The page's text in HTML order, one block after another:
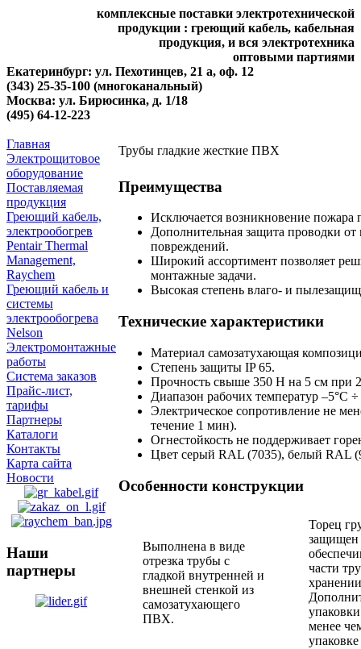
комплексные поставки электротехнической
продукции : греющий кабель, кабельная
продукция, и вся электротехника
оптовыми партиями
Екатеринбург: ул. Пехотинцев, 21 а, оф. 12
(343) 25-35-100 (многоканальный)
Москва: ул. Бирюсинка, д. 1/18
(495) 64-12-223
Главная
Электрощитовое
оборудование
Поставляемая
продукция
Греющий кабель,
электрообогрев
Pentair Thermal
Management,
Raychem
Греющий кабель и
системы
электрообогрева
Nelson
Электромонтажные
работы
Система заказов
Прайс-лист,
тарифы
Партнеры
Каталоги
Контакты
Карта сайта
Новости
Наши
партнеры
Трубы гладкие жесткие ПВХ
Преимущества
Исключается возникновение пожара
Дополнительная защита проводки от
повреждений.
Широкий ассортимент позволяет
монтажные задачи.
Высокая степень влаго- и
Технические характеристики
Материал самозатухающая
Степень защиты IP 65.
Прочность свыше 350 Н на 5 см при
Диапазон рабочих температур –5°С
Электрическое сопротивление не
течение 1 мин).
Огнестойкость не поддерживает
Цвет серый RAL (7035), белый RAL
Особенности конструкции
Выполнена в виде
отрезка трубы с
гладкой внутренней и
внешней стенкой из
самозатухающего
ПВХ.
Торец
защищен
части
менее